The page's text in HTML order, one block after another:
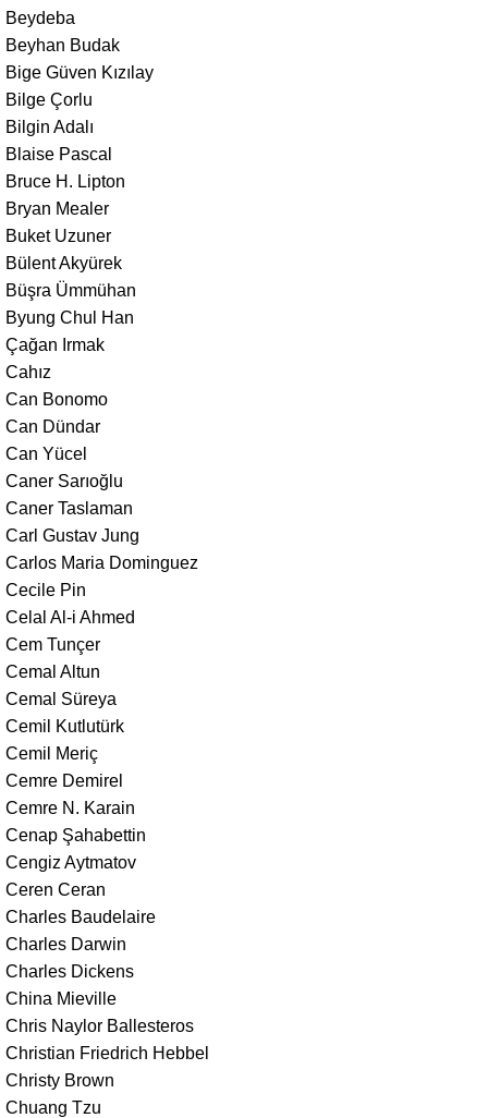
Beydeba
Beyhan Budak
Bige Güven Kızılay
Bilge Çorlu
Bilgin Adalı
Blaise Pascal
Bruce H. Lipton
Bryan Mealer
Buket Uzuner
Bülent Akyürek
Büşra Ümmühan
Byung Chul Han
Çağan Irmak
Cahız
Can Bonomo
Can Dündar
Can Yücel
Caner Sarıoğlu
Caner Taslaman
Carl Gustav Jung
Carlos Maria Dominguez
Cecile Pin
Celal Al-i Ahmed
Cem Tunçer
Cemal Altun
Cemal Süreya
Cemil Kutlutürk
Cemil Meriç
Cemre Demirel
Cemre N. Karain
Cenap Şahabettin
Cengiz Aytmatov
Ceren Ceran
Charles Baudelaire
Charles Darwin
Charles Dickens
China Mieville
Chris Naylor Ballesteros
Christian Friedrich Hebbel
Christy Brown
Chuang Tzu